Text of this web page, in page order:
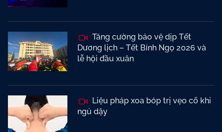
Tăng cường bảo vệ dịp Tết
Dương lịch – Tết Bính Ngọ 2026 và
lễ hội đầu xuân
Liệu pháp xoa bóp trị vẹo cổ khi
ngủ dậy